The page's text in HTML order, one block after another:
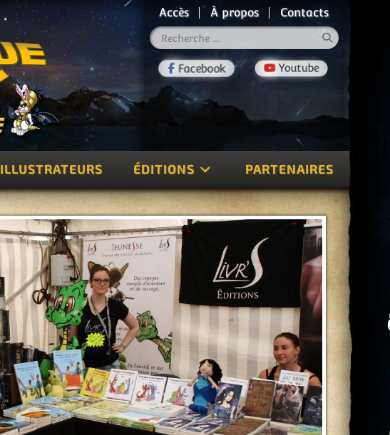
Accès À propos
Contacts
ILLUSTRATEURS ÉDITIONS PARTENAIRES
Suivant